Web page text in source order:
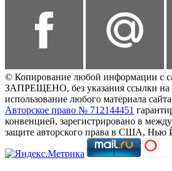
© Копирование любой информации с
ЗАПРЕЩЕНО, без указания ссылки на
использование любого материала
Авторское право № 712144451
конвенцией, зарегистрировано в
защите авторского права в США, Нью